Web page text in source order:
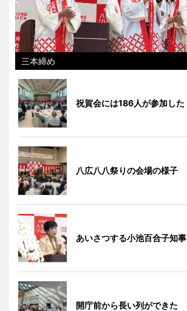
三本締め
祝賀会には186人が参加した
八広八八祭りの会場の様子
あいさつする小池百合子知事
開庁前から長い列ができた